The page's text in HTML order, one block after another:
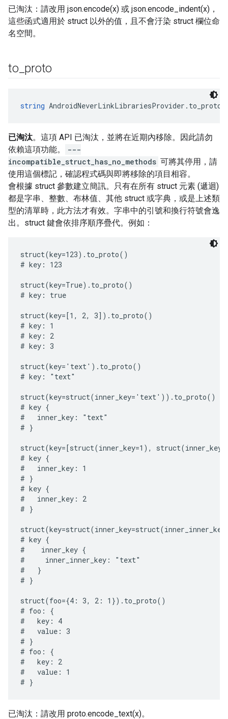
已淘汰：請改用 json.encode(x) 或 json.encode_indent(x)，
這些函式適用於 struct 以外的值，且不會汙染 struct 欄位命
名空間。
to proto
string
已淘汰。這項 API 已淘汰，並將在近期內移除。因此請勿
依賴這項功能。
---
incompatible_struct_has_no_methods 可將其停用 ，請
使用這個標記，確認程式碼與即將移除的項目相容。
會根據 struct 參數建立簡訊。只有在所有 struct 元素 (遞迴)
都是字串、整數、布林值、其他 struct 或字典，或是上述類
型的清單時，此方法才有效。字串中的引號和換行符號會逸
出。struct 鍵會依排序順序疊代。例如：
struct(key=123).to_proto()
# key: 123
struct(key=True).to_proto()
# key: true
struct(key=[1, 2, 3]).to_proto()
# key: 1
# key: 2
# key: 3
struct(key='text').to_proto()
# key: "text"
struct(key=struct(inner_key='text')).to_proto()
# key {
#   inner_key: "text"
# }
struct(key=[struct(inner_key=1),
# key {
#   inner_key: 1
# }
# key {
#   inner_key: 2
# }
# key {
#    inner_key {
#     inner_inner_key: "text"
#   }
# }
struct(foo={4: 3, 2: 1}).to_proto()
# foo: {
#   key: 4
#   value: 3
# }
# foo: {
#   key: 2
#   value: 1
已淘汰：請改用 proto.encode_text(x)。